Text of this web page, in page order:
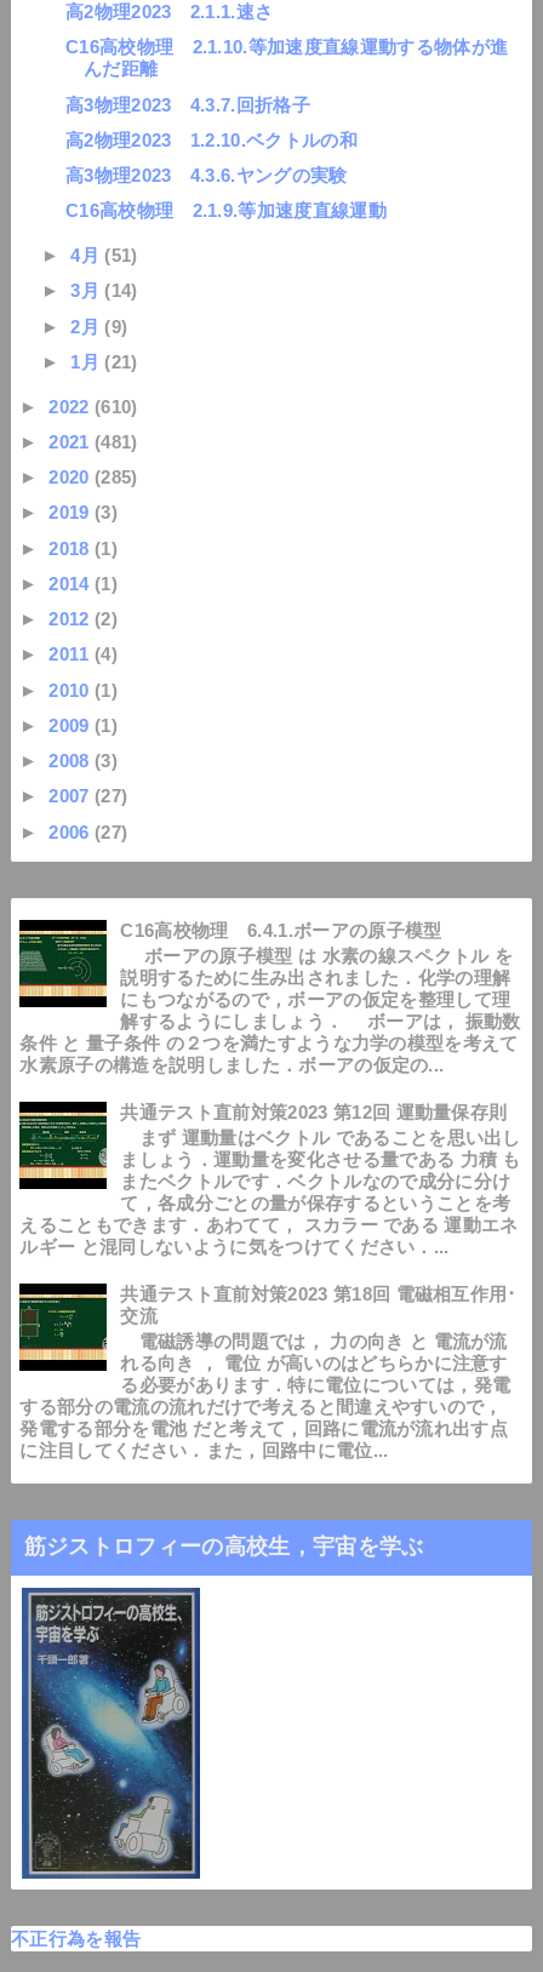
高2物理2023 2.1.1.速さ
C16高校物理 2.1.10.等加速度直線運動する物体が進
んだ距離
高3物理2023 4.3.7.回折格子
高2物理2023 1.2.10.ベクトルの和
高3物理2023 4.3.6.ヤングの実験
C16高校物理 2.1.9.等加速度直線運動
►4月 (51)
►3月 (14)
►2月 (9)
► 1月 (21)
►2022 (610)
►2021 (481)
►2020 (285)
►2019 (3)
►2018 (1)
►2014 (1)
►2012 (2)
►2011 (4)
►2010 (1)
►2009 (1)
►2008 (3)
►2007 (27)
►2006 (27)
C16高校物理 6.4.1.ボーアの原子模型
ボーアの原子模型 は 水素の線スペクトル を
説明するために生み出されました．化学の理解
にもつながるので，ボーアの仮定を整理して理
解するようにしましょう． ボーアは， 振動数
条件 と 量子条件 の２つを満たすような力学の模型を考えて
水素原子の構造を説明しました．ボーアの仮定の...
共通テスト直前対策2023 第12回 運動量保存則
まず 運動量はベクトル であることを思い出し
ましょう．運動量を変化させる量である 力積 も
またベクトルです．ベクトルなので成分に分け
て，各成分ごとの量が保存するということを考
えることもできます．あわてて， スカラー である 運動エネ
ルギー と混同しないように気をつけてください．...
共通テスト直前対策2023 第18回 電磁相互作用･
交流
電磁誘導の問題では， 力の向き と 電流が流
れる向き ， 電位 が高いのはどちらかに注意す
る必要があります．特に電位については，発電
する部分の電流の流れだけで考えると間違えやすいので，
発電する部分を電池 だと考えて，回路に電流が流れ出す点
に注目してください．また，回路中に電位...
筋ジストロフィーの高校生，宇宙を学ぶ
不正行為を報告